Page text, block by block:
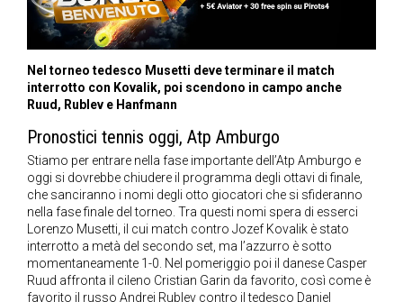
Nel torneo tedesco Musetti deve terminare il match
interrotto con Kovalik, poi scendono in campo anche
Ruud, Rublev e Hanfmann
Pronostici tennis oggi, Atp Amburgo
Stiamo per entrare nella fase importante dell’Atp Amburgo e
oggi si dovrebbe chiudere il programma degli ottavi di finale,
che sanciranno i nomi degli otto giocatori che si sfideranno
nella fase finale del torneo. Tra questi nomi spera di esserci
Lorenzo Musetti, il cui match contro Jozef Kovalik è stato
interrotto a metà del secondo set, ma l’azzurro è sotto
momentaneamente 1-0. Nel pomeriggio poi il danese Casper
Ruud affronta il cileno Cristian Garin da favorito, così come è
favorito il russo Andrej Rublev contro il tedesco Daniel